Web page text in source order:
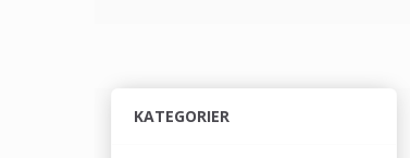
KATEGORIER